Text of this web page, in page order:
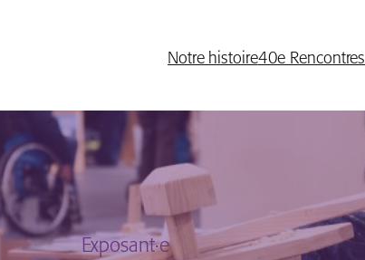
Notre histoire40e Rencontres
Exposant·e